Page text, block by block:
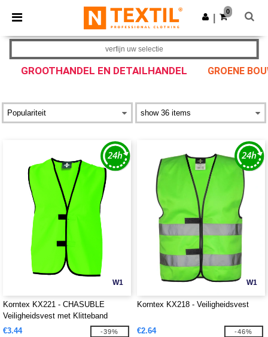
× Ntextil-app
Betere prijzen in de app!
Download app
0
GROOTHANDEL EN DETAILHANDEL GROENE
verfijn uw selectie
W1
Korntex KX221 - CHASUBLE
Veiligheidsvest met Klitteband
€3.44
-39%
W1
Korntex KX218 - Veiligheidsvest
€2.64 -46%